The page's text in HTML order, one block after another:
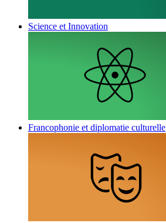
Science et Innovation
Francophonie et diplomatie culturelle